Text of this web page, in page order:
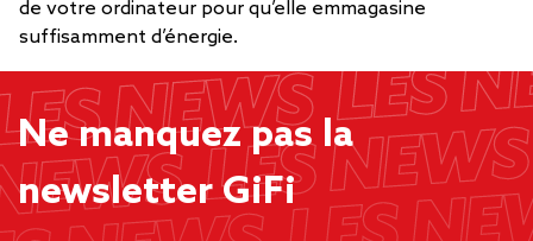
de votre ordinateur pour qu’elle emmagasine
suffisamment d’énergie.
Ne manquez pas la
newsletter GiFi